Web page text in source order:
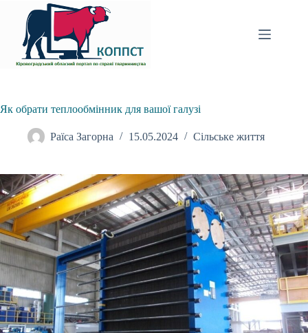
вмісту
Як обрати теплообмінник для вашої галузі
Раїса Загорна 15.05.2024 Сільське життя